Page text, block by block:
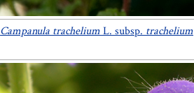
Campanula tracheliumL. subsp. trachelium